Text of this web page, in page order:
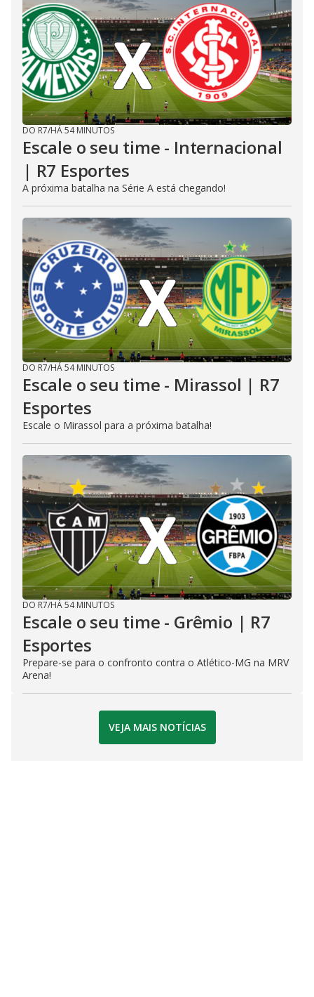
DO R7/HÁ 54 MINUTOS
Escale o seu time - Internacional
| R7 Esportes
A próxima batalha na Série A está chegando!
DO R7/HÁ 54 MINUTOS
Escale o seu time - Mirassol | R7
Esportes
Escale o Mirassol para a próxima batalha!
DO R7/HÁ 54 MINUTOS
Escale o seu time - Grêmio | R7
Esportes
Prepare-se para o confronto contra o Atlético-MG na MRV
Arena!
VEJA MAIS NOTÍCIAS